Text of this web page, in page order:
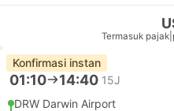
Termasuk pajak
Konfirmasi instan
01:10 14:40 15J
DRW Darwin Airport